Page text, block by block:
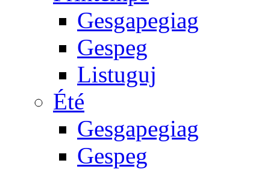
Gesgapegiag
Gespeg
Listuguj
Été
Gesgapegiag
Gespeg